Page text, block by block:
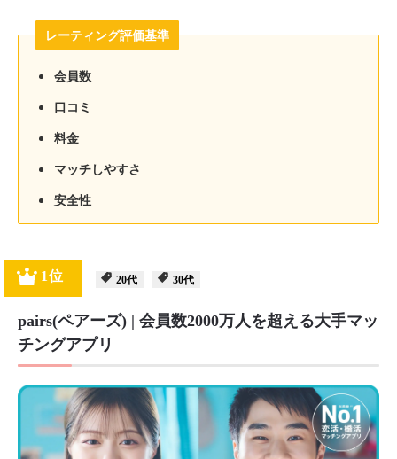
レーティング評価基準
会員数
口コミ
料金
マッチしやすさ
安全性
1位 20代 30代
pairs(ペアーズ) | 会員数2000万人を超える大手マッ
チングアプリ